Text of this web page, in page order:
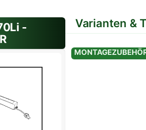
-
Varianten &